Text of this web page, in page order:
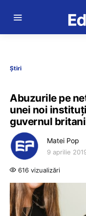
Știri
Abuzurile pe
unei noi
guvernul
Matei Pop
9 aprilie
616 vizualizări